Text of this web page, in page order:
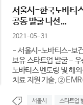
서울시-한국노바티
공동 발굴 나선...
2021-05-31
- 서울시-노바티스-보
보유 스타트업 발굴 -
노바티스 멘토링 및 해
치료 지원 기술, ②
서울시 스타트업